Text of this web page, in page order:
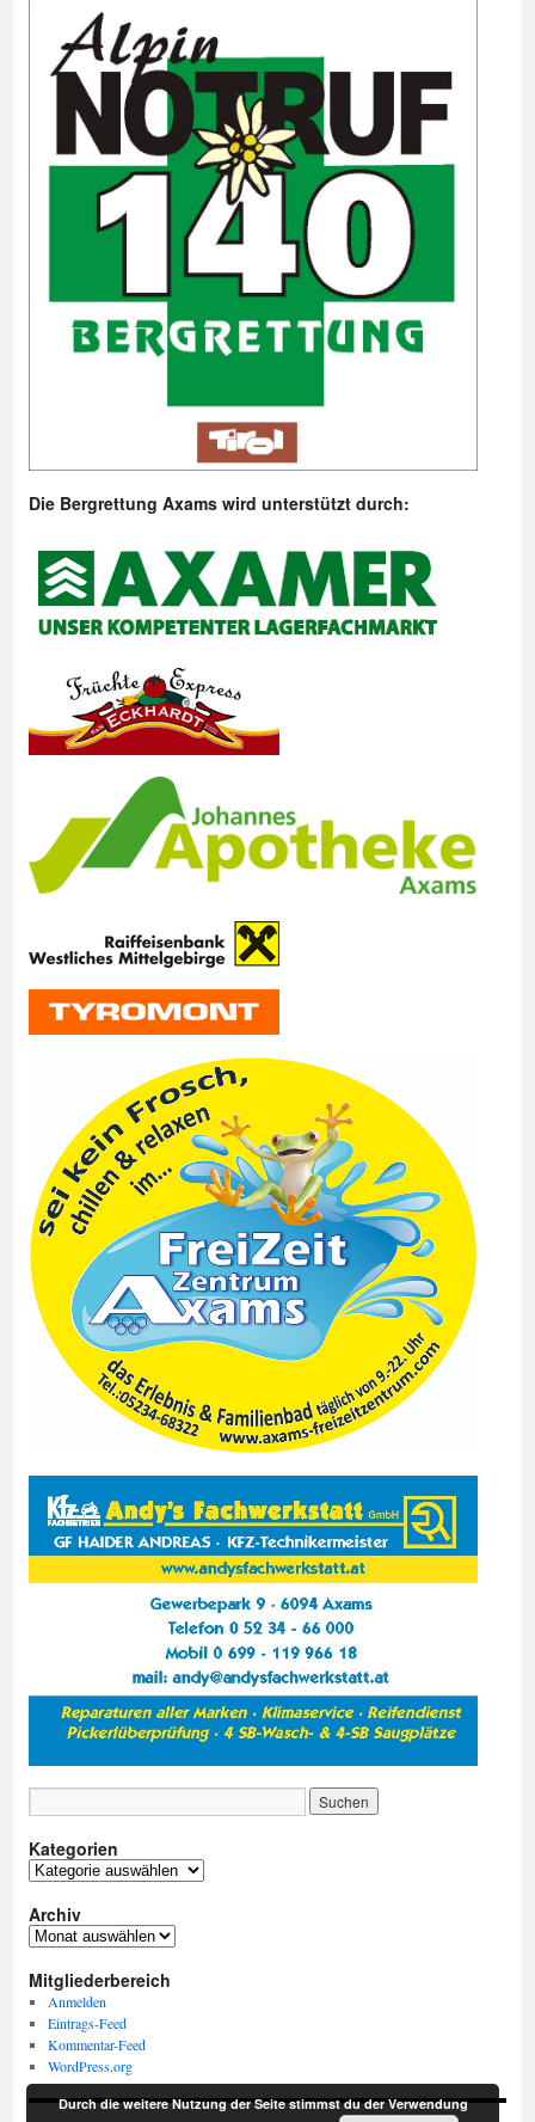
Die Bergrettung Axams wird unterstützt durch:
Kategorien
Kategorien
Archiv
Archiv
Mitgliederbereich
Anmelden
Eintrags-Feed
Kommentar-Feed
WordPress.org
Durch die weitere Nutzung der Seite stimmst du der Verwendung